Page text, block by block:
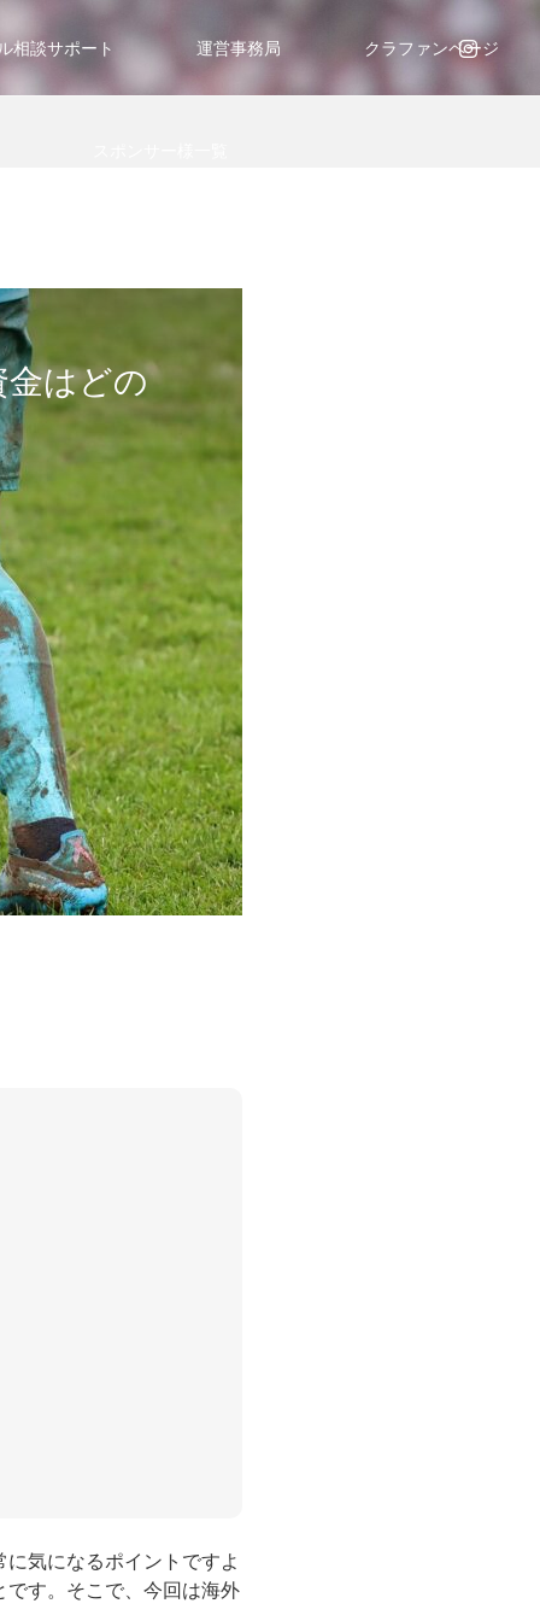
相談サポート 運営事務局 クラファンページ
金はどの
気になるポイントですよ
です。そこで、今回は海外